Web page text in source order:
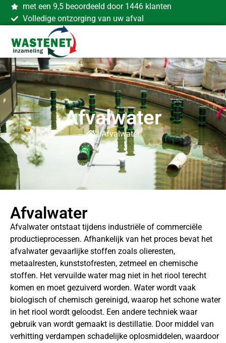
met een 9,5 beoordeeld door 1446 klanten
Volledige ontzorging van uw afval
Afvalwater
|Afvalwater
Afvalwater
Afvalwater ontstaat tijdens industriële of commerciële
productieprocessen. Afhankelijk van het proces bevat het
afvalwater gevaarlijke stoffen zoals olieresten,
metaalresten, kunststofresten, zetmeel en chemische
stoffen. Het vervuilde water mag niet in het riool terecht
komen en moet gezuiverd worden. Water wordt vaak
biologisch of chemisch gereinigd, waarop het schone water
in het riool wordt geloodst. Een andere techniek waar
gebruik van wordt gemaakt is destillatie. Door middel van
verhitting verdampen schadelijke oplosmiddelen, waardoor